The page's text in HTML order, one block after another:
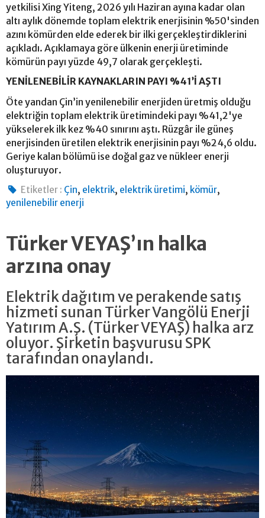
yetkilisi Xing Yiteng, 2026 yılı Haziran ayına kadar olan
altı aylık dönemde toplam elektrik enerjisinin %50'sinden
azını kömürden elde ederek bir ilki gerçekleştirdiklerini
açıkladı. Açıklamaya göre ülkenin enerji üretiminde
kömürün payı yüzde 49,7 olarak gerçekleşti.
YENİLENEBİLİR KAYNAKLARIN PAYI %41’İ AŞTI
Öte yandan Çin’in yenilenebilir enerjiden üretmiş olduğu
elektriğin toplam elektrik üretimindeki payı %41,2'ye
yükselerek ilk kez %40 sınırını aştı. Rüzgâr ile güneş
enerjisinden üretilen elektrik enerjisinin payı %24,6 oldu.
Geriye kalan bölümü ise doğal gaz ve nükleer enerji
oluşturuyor.
Etiketler : Çin, elektrik, elektrik üretimi, kömür,
yenilenebilir enerji
Türker VEYAŞ’ın halka
arzına onay
Elektrik dağıtım ve perakende satış
hizmeti sunan Türker Vangölü Enerji
Yatırım A.Ş. (Türker VEYAŞ) halka arz
oluyor. Şirketin başvurusu SPK
tarafından onaylandı.